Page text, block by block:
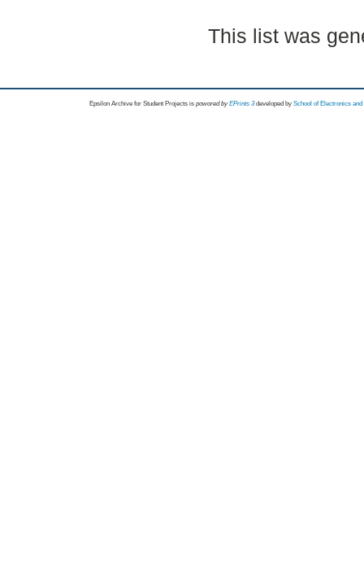
This list was
Epsilon Archive for Student Projects is powored byEPrints 3 developed by School of Electronics